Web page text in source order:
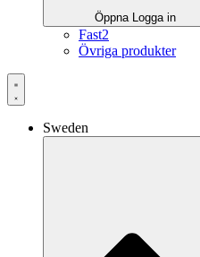
Öppna Logga in
Fast2
Övriga produkter
Sweden